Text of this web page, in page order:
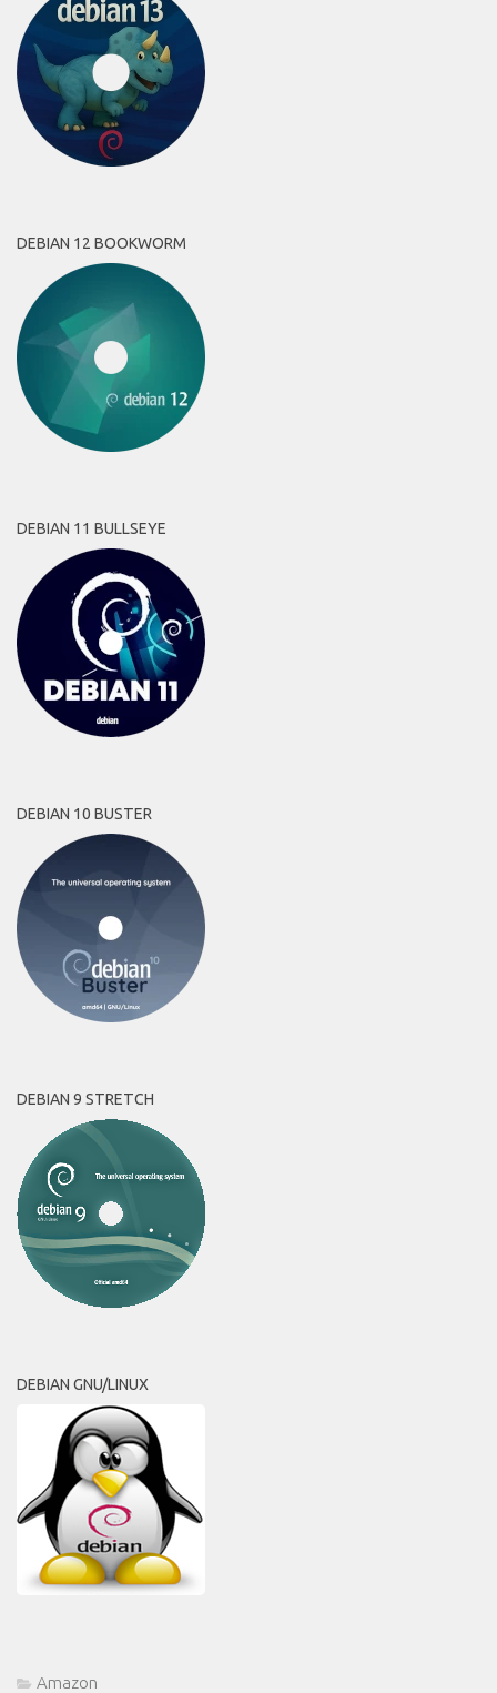
DEBIAN 12 BOOKWORM
DEBIAN 11 BULLSEYE
DEBIAN 10 BUSTER
DEBIAN 9 STRETCH
DEBIAN GNU/LINUX
Amazon